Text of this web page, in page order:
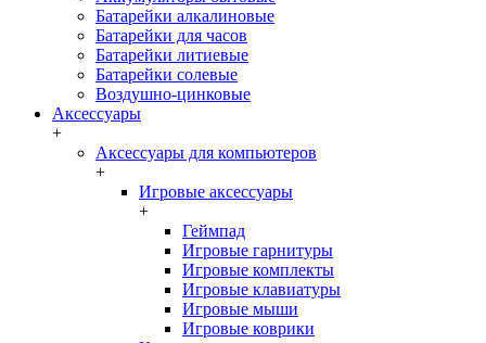
Батарейки алкалиновые
Батарейки для часов
Батарейки литиевые
Батарейки солевые
Воздушно-цинковые
Аксессуары
+
Аксессуары для компьютеров
+
Игровые аксессуары
+
Геймпад
Игровые гарнитуры
Игровые комплекты
Игровые клавиатуры
Игровые мыши
Игровые коврики